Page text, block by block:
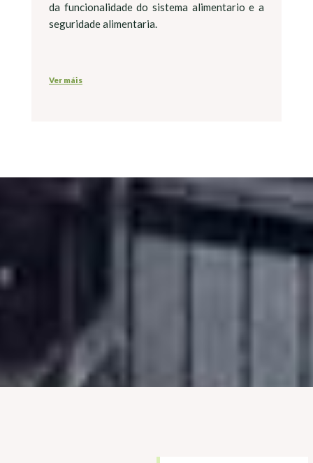
da funcionalidade do sistema alimentario e a
seguridade alimentaria.
Ver máis